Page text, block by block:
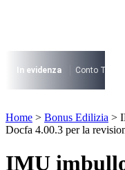
I più cercati
Lorem ipsum dolor
Lorem ipsum dolor
In evidenza Conto
Lorem ipsum dolor sit
Home > Bonus Edilizia >
Docfa 4.00.3 per la
IMU